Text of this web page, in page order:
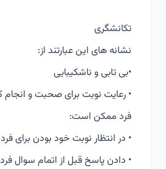
تکانشگری
نشانه های این عبارتند از:
•بی تابی و ناشکیبایی
• رعایت نوبت برای صحبت و انجام
فرد ممکن است:
• در انتظار نوبت خود بودن
• دادن پاسخ قبل از اتمام سوال